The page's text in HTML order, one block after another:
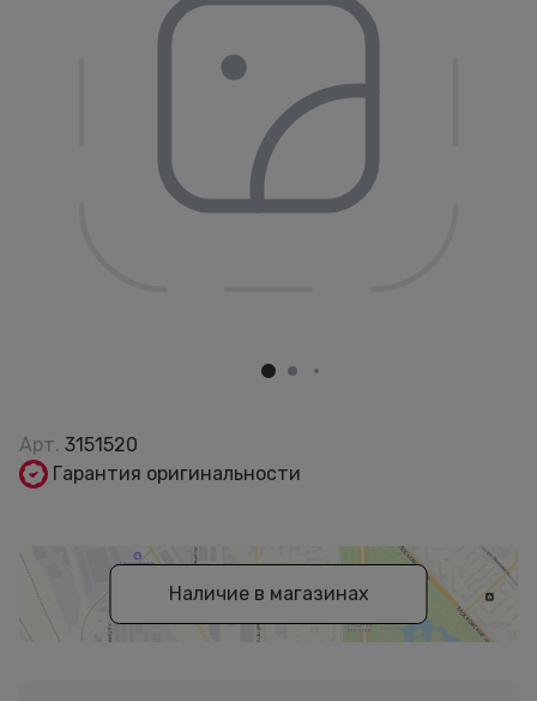
Арт. 3151520
Гарантия оригинальности
Наличие в магазинах